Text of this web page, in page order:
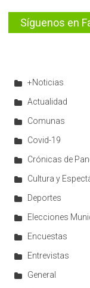
Síguenos en
+Noticias
Actualidad
Comunas
Covid-19
Crónicas de
Cultura y
Deportes
Elecciones
Encuestas
Entrevistas
General